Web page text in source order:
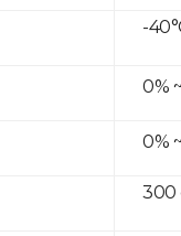
-
0%
0%
300